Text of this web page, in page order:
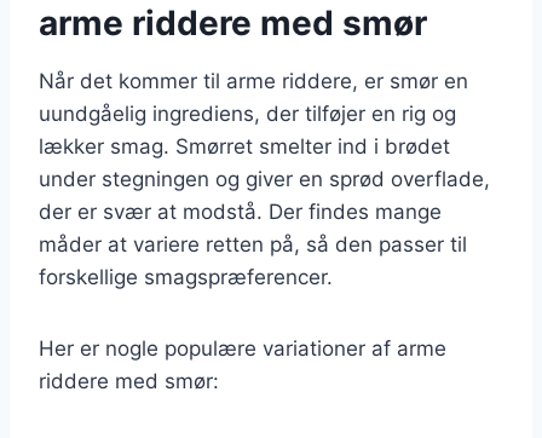
arme riddere med smør
Når det kommer til arme riddere, er smør en
uundgåelig ingrediens, der tilføjer en rig og
lækker smag. Smørret smelter ind i brødet
under stegningen og giver en sprød overflade,
der er svær at modstå. Der findes mange
måder at variere retten på, så den passer til
forskellige smagspræferencer.
Her er nogle populære variationer af arme
riddere med smør: